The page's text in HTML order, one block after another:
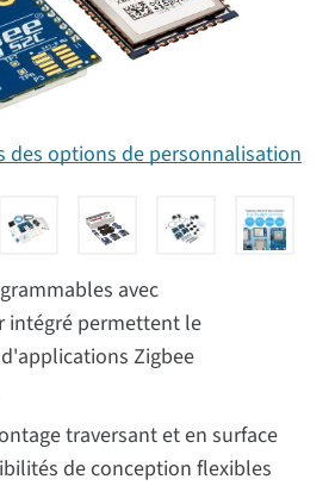
des options de personnalisation
avec
intégré permettent le
Zigbee
traversant et en surface
de conception flexibles